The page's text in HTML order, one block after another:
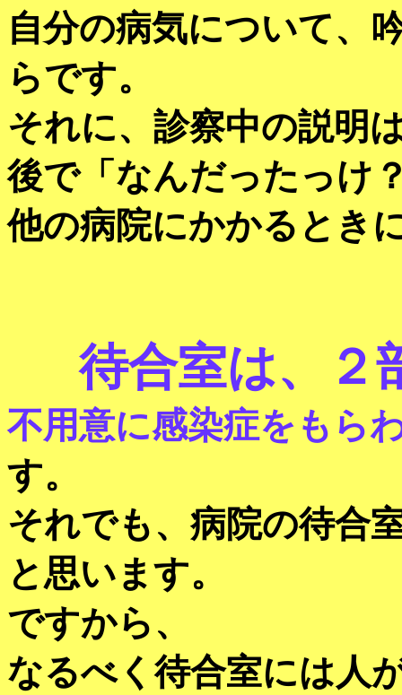
自分の病気について、
らです。
それに、診察中の説明
後で「なんだったっけ
他の病院にかかるとき
待合室は、２
不用意に感染症をもら
す。
それでも、病院の待合
と思います。
ですから、
なるべく待合室には人